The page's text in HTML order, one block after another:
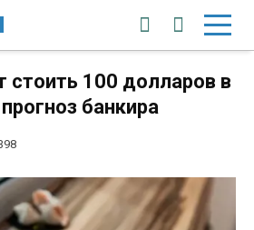
стоить 100 долларов в
банкира